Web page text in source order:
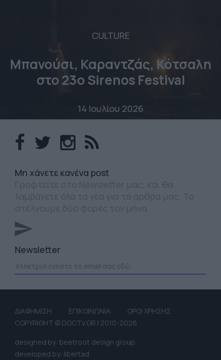
CULTURE
Μπανούσι, Καραντζάς, Κότσαλη
στο 23o Sirenos Festival
14 Ιουλίου 2026
Mη χάνετε κανένα post
Newsletter
ΔΙΑΦΗΜΙΣΗ ΕΠΙΚΟΙΝΩΝΙΑ
ΟΡΟΙ ΧΡΗΣΗΣ
COPYRIGHT © DOCTV.GR | 2010-2026
designed by: beetroot design group
developed by: libertad